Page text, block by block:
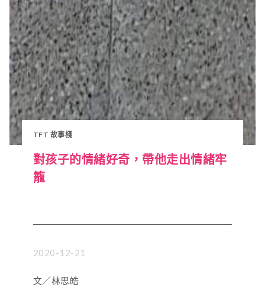
TFT 故事棧
對孩子的情緒好奇，帶他走出情緒牢
籠
2020-12-21
文／林思皓